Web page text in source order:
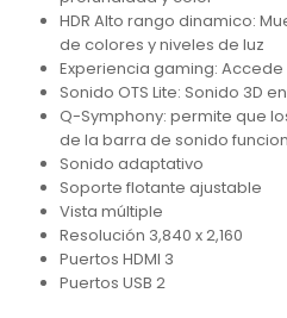
HDR Alto rango dinamico:
de colores y niveles de luz
Experiencia gaming:
Sonido OTS Lite: Sonido 3D
Q-Symphony: permite que
de la barra de sonido
Sonido adaptativo
Soporte flotante ajustable
Vista múltiple
Resolución 3,840 x 2,160
Puertos HDMI 3
Puertos USB 2